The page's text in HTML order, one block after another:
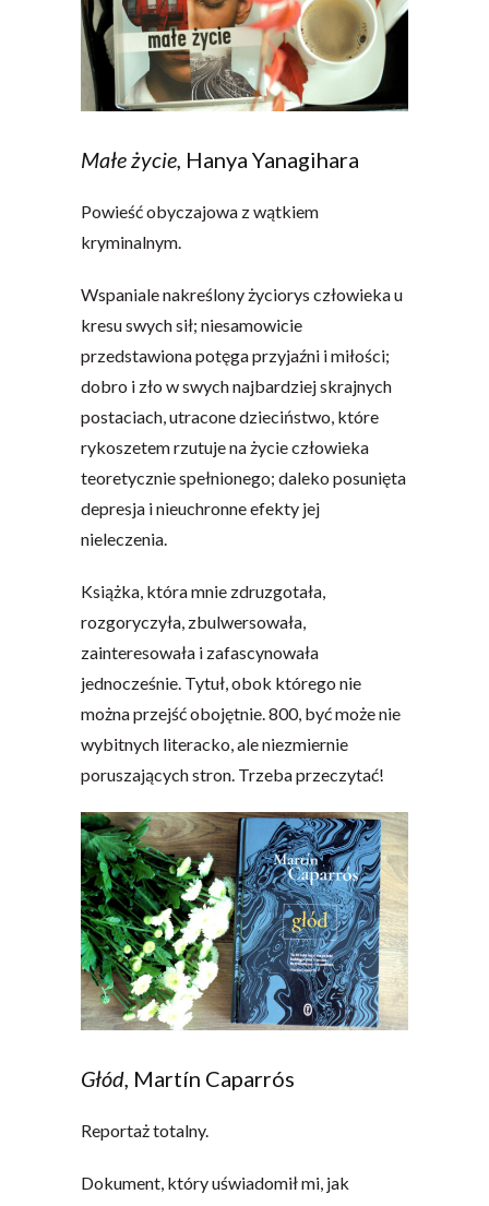
Małe życie, Hanya Yanagihara
Powieść obyczajowa z wątkiem
kryminalnym.
Wspaniale nakreślony życiorys człowieka u
kresu swych sił; niesamowicie
przedstawiona potęga przyjaźni i miłości;
dobro i zło w swych najbardziej skrajnych
postaciach, utracone dzieciństwo, które
rykoszetem rzutuje na życie człowieka
teoretycznie spełnionego; daleko posunięta
depresja i nieuchronne efekty jej
nieleczenia.
Książka, która mnie zdruzgotała,
rozgoryczyła, zbulwersowała,
zainteresowała i zafascynowała
jednocześnie. Tytuł, obok którego nie
można przejść obojętnie. 800, być może nie
wybitnych literacko, ale niezmiernie
poruszających stron. Trzeba przeczytać!
Głód, Martín Caparrós
Reportaż totalny.
Dokument, który uświadomił mi, jak